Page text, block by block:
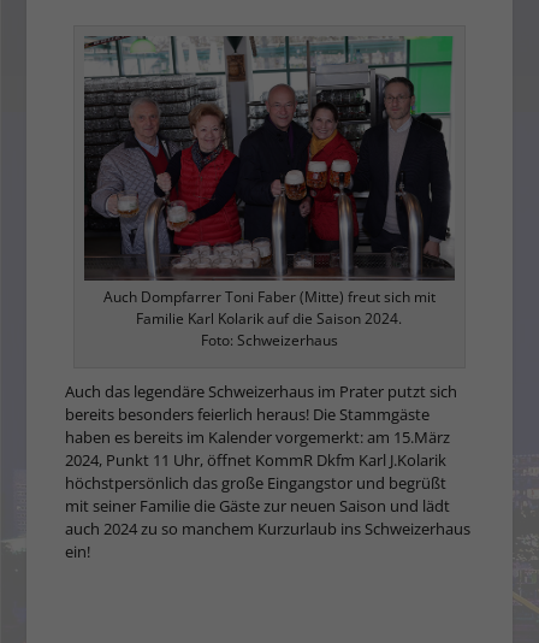
Auch Dompfarrer Toni Faber (Mitte) freut sich mit
Familie Karl Kolarik auf die Saison 2024.
Foto: Schweizerhaus
Auch das legendäre Schweizerhaus im Prater putzt sich
bereits besonders feierlich heraus! Die Stammgäste
haben es bereits im Kalender vorgemerkt: am 15.März
2024, Punkt 11 Uhr, öffnet KommR Dkfm Karl J.Kolarik
höchstpersönlich das große Eingangstor und begrüßt
mit seiner Familie die Gäste zur neuen Saison und lädt
auch 2024 zu so manchem Kurzurlaub ins Schweizerhaus
ein!